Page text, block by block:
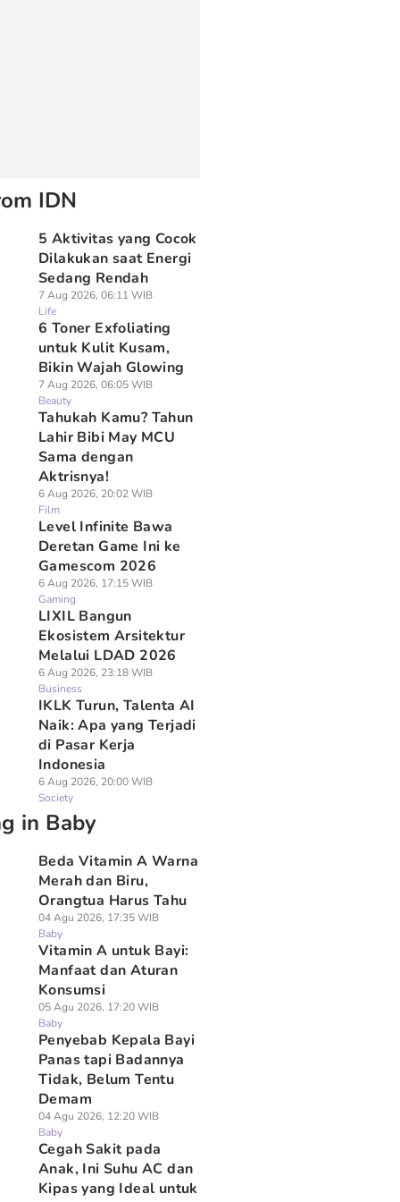
IDN
5 Aktivitas yang Cocok
Dilakukan saat Energi
Sedang Rendah
7 Aug 2026, 06:11 WIB
Life
6 Toner Exfoliating
untuk Kulit Kusam,
Bikin Wajah Glowing
7 Aug 2026, 06:05 WIB
Beauty
Tahukah Kamu? Tahun
Lahir Bibi May MCU
Sama dengan
Aktrisnya!
6 Aug 2026, 20:02 WIB
Film
Level Infinite Bawa
Deretan Game Ini ke
Gamescom 2026
6 Aug 2026, 17:15 WIB
Gaming
LIXIL Bangun
Ekosistem Arsitektur
Melalui LDAD 2026
6 Aug 2026, 23:18 WIB
Business
IKLK Turun, Talenta AI
Naik: Apa yang Terjadi
di Pasar Kerja
Indonesia
6 Aug 2026, 20:00 WIB
Society
in Baby
Beda Vitamin A Warna
Merah dan Biru,
Orangtua Harus Tahu
04 Agu 2026, 17:35 WIB
Baby
Vitamin A untuk Bayi:
Manfaat dan Aturan
Konsumsi
05 Agu 2026, 17:20 WIB
Baby
Penyebab Kepala Bayi
Panas tapi Badannya
Tidak, Belum Tentu
Demam
04 Agu 2026, 12:20 WIB
Baby
Cegah Sakit pada
Anak, Ini Suhu AC dan
Kipas yang Ideal untuk